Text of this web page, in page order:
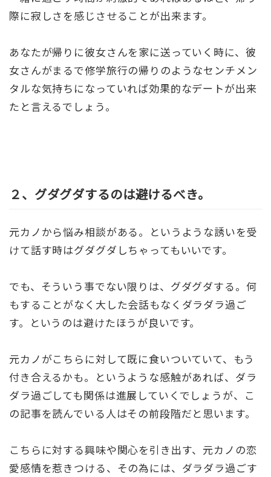
際に寂しさを感じさせることが出来ます。
あなたが帰りに彼女さんを家に送っていく時に、彼
女さんがまるで修学旅行の帰りのようなセンチメン
タルな気持ちになっていれば効果的なデートが出来
たと言えるでしょう。
２、グダグダするのは避けるべき。
元カノから悩み相談がある。というような誘いを受
けて話す時はグダグダしちゃってもいいです。
でも、そういう事でない限りは、グダグダする。何
もすることがなく大した会話もなくダラダラ過ご
す。というのは避けたほうが良いです。
元カノがこちらに対して既に食いついていて、もう
付き合えるかも。というような感触があれば、ダラ
ダラ過ごしても関係は進展していくでしょうが、こ
の記事を読んでいる人はその前段階だと思います。
こちらに対する興味や関心を引き出す、元カノの恋
愛感情を惹きつける、その為には、ダラダラ過ごす